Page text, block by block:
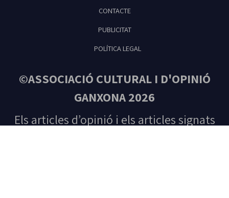
CONTACTE
PUBLICITAT
POLÍTICA LEGAL
©ASSOCIACIÓ CULTURAL I D'OPINIÓ
GANXONA 2026
Els articles d’opinió i els articles signats